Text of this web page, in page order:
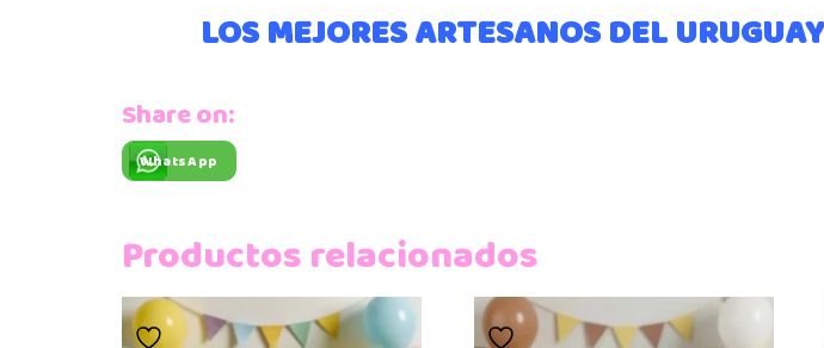
LOS MEJORES ARTESANOS DEL
Share on:
WhatsApp
Productos relacionados